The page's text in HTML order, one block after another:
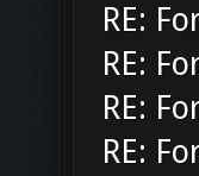
RE:
RE:
RE:
RE: